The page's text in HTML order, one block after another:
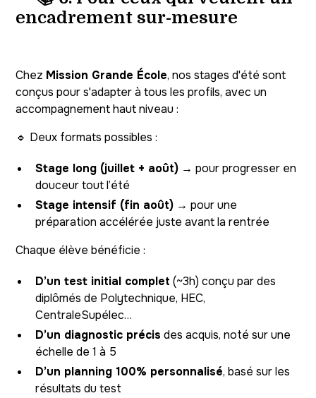
encadrement sur-mesure
Chez Mission Grande École, nos stages d'été sont
conçus pour s'adapter à tous les profils, avec un
accompagnement haut niveau :
🔹 Deux formats possibles :
Stage long (juillet + août) → pour progresser en
douceur tout l’été
Stage intensif (fin août) → pour une
préparation accélérée juste avant la rentrée
Chaque élève bénéficie :
D’un test initial complet (~3h) conçu par des
diplômés de Polytechnique, HEC,
CentraleSupélec…
D’un diagnostic précis des acquis, noté sur une
échelle de 1 à 5
D’un planning 100% personnalisé, basé sur les
résultats du test